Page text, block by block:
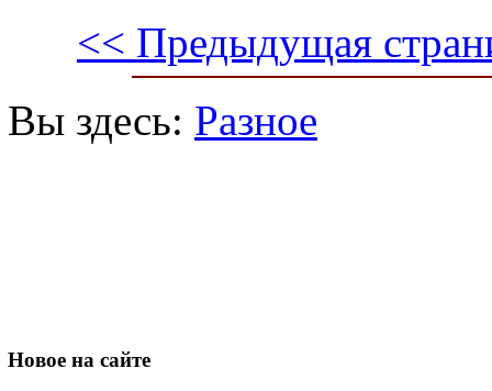
<< Предыдущая
Вы здесь: Разное
Новое на сайте